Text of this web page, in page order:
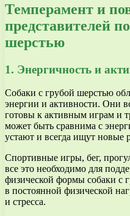
Темперамент и
представителей
шерстью
1. Энергичность и
Собаки с грубой шерстью
энергии и активности. Они
готовы к активным играм и
может быть сравнима с
устают и всегда ищут новые
Спортивные игры, бег,
все это необходимо для
физической формы собаки с
в постоянной физической
и стресса.